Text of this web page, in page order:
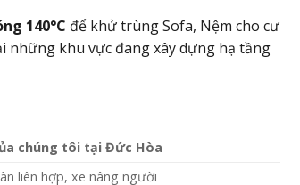
140°C để khử trùng Sofa, Nệm cho cư
những khu vực đang xây dựng hạ tầng
chúng tôi tại Đức Hòa
liên hợp, xe nâng người